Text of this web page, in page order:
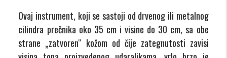
Ovaj instrument, koji se sastoji od drvenog ili metalnog
cilindra prečnika oko 35 cm i visine do 30 cm, sa obe
strane „zatvoren“ kožom od čije zategnutosti zavisi